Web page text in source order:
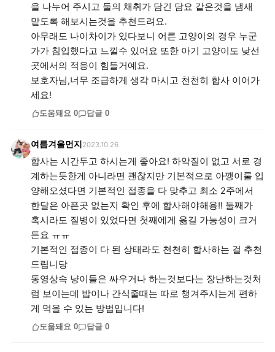
을 나누어 주시고 둘의 채취가 담긴 담요 같은것을 냄새
맡도록 해보시는것을 추천드려요.
아무래도 나이차이가 있다보니 어른 고양이의 경우 누군
가가 침입했다고 느낄수 있어요 또한 아기 고양이도 낮선
곳에서의 적응이 힘들거예요.
보호자님,너무 조급하게 생각 마시고 천천히 합사 이어가
세요!
도움돼요 0 답글 0
여름겨울먼지 2023.10.26
합사는 시간두고 하시는게 좋아요! 하악질이 없고 서로 경
계하는듯한게 아니라면 괜찮지만 기본적으로 아깽이룰 입
양해오셨다면 기본적인 접종을 다 맞추고 최소 2주에서
한달은 아픈곳 없는지 확인 후에 합사해야해용!! 둘째가
혹시라도 질병이 있었다면 첫째에게 옮길 가능성이 크거
든요 ㅠㅠ
기본적인 접종이 다 된 상태라도 천천히 합사하는 걸 추천
드립니당
동영상속 냥이들은 싸우거나 하는것보다는 장난하는것처
럼 보이는데 밥이나 간식줄때는 따로 챙겨주시는게 편하
게 먹을 수 있는 방법입니다!
도움돼요 0 답글 0